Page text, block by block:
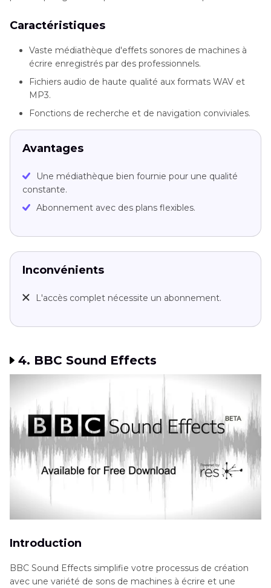
Caractéristiques
Vaste médiathèque d'effets sonores de machines à
écrire enregistrés par des professionnels.
Fichiers audio de haute qualité aux formats WAV et
MP3.
Fonctions de recherche et de navigation conviviales.
Avantages
Une médiathèque bien fournie pour une qualité
constante.
Abonnement avec des plans flexibles.
Inconvénients
L'accès complet nécessite un abonnement.
4. BBC Sound Effects
Introduction
BBC Sound Effects simplifie votre processus de création
avec une variété de sons de machines à écrire et une